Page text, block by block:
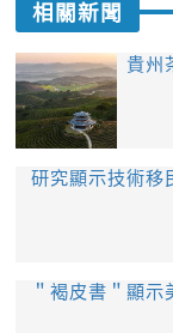
相關新聞
貴州
研究顯示技術移
＂褐皮書＂顯